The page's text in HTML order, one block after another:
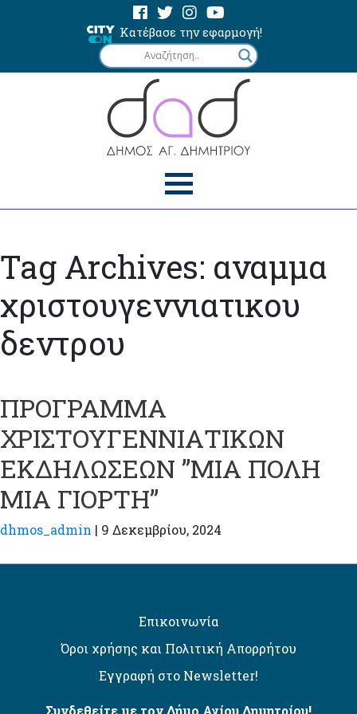
Κατέβασε την εφαρμογή!
Tag Archives: αναμμα
χριστουγεννιατικου
δεντρου
ΠΡΟΓΡΑΜΜΑ
ΧΡΙΣΤΟΥΓΕΝΝΙΑΤΙΚΩΝ
ΕΚΔΗΛΩΣΕΩΝ ”ΜΙΑ ΠΟΛΗ
ΜΙΑ ΓΙΟΡΤΗ”
dhmos_admin | 9 Δεκεμβρίου, 2024
Επικοινωνία
Όροι χρήσης και Πολιτική Απορρήτου
Εγγραφή στο Newsletter!
Συνδεθείτε με τον Δήμο Αγίου Δημητρίου!